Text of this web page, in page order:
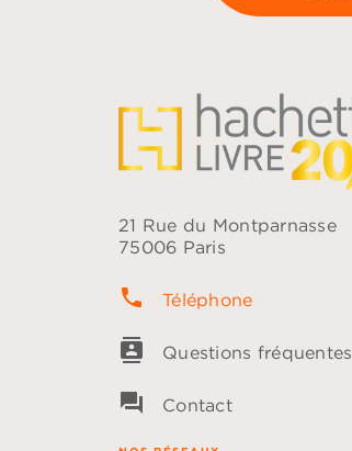
21 Rue du Montparnasse
75006 Paris
phone Téléphone
contacts Questions fréquentes
question_answer Contact